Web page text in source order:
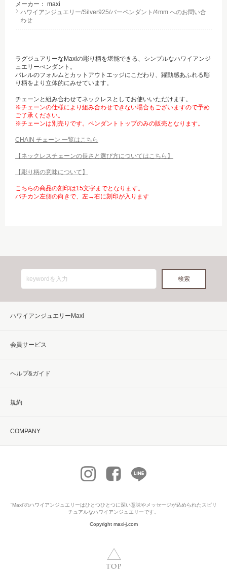
メーカー： maxi
ハワイアンジュエリー/Silver925/バーペンダント/4mm へのお問い合
わせ
ラグジュアリーなMaxiの彫り柄を堪能できる、シンプルなハワイアンジ
ュエリーぺンダント。
バレルのフォルムとカットアウトエッジにこだわり、躍動感あふれる彫
り柄をより立体的にみせています。
チェーンと組み合わせてネックレスとしてお使いいただけます。
※チェーンの仕様により組み合わせできない場合もございますので予め
ご了承ください。
※チェーンは別売りです。ペンダントトップのみの販売となります。
CHAIN チェーン 一覧はこちら
【ネックレスチェーンの長さと選び方についてはこちら】
【彫り柄の意味について】
こちらの商品の刻印は15文字までとなります。
バチカン左側の向きで、左→右に刻印が入ります
ハワイアンジュエリーMaxi
会員サービス
ヘルプ&ガイド
規約
COMPANY
“Maxi”のハワイアンジュエリーはひとつひとつに深い意味やメッセージが込められたスピリ
チュアルなハワイアンジュエリーです。
Copyright maxi-j.com